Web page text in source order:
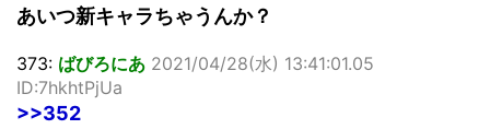
あいつ新キャラちゃうんか？
373: ばびろにあ 2021/04/28(水) 13:41:01.05
ID:7hkhtPjUa
>>352